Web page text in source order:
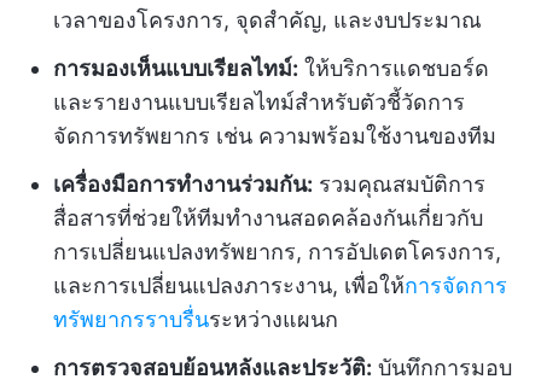
เวลาของโครงการ, จุดสำคัญ, และงบประมาณ
การมองเห็นแบบเรียลไทม์: ให้บริการแดชบอร์ด
และรายงานแบบเรียลไทม์สำหรับตัวชี้วัดการ
จัดการทรัพยากร เช่น ความพร้อมใช้งานของทีม
เครื่องมือการทำงานร่วมกัน: รวมคุณสมบัติการ
สื่อสารที่ช่วยให้ทีมทำงานสอดคล้องกันเกี่ยวกับ
การเปลี่ยนแปลงทรัพยากร, การอัปเดตโครงการ,
และการเปลี่ยนแปลงภาระงาน, เพื่อให้การจัดการ
ทรัพยากรราบรื่นระหว่างแผนก
การตรวจสอบย้อนหลังและประวัติ: บันทึกการมอบ